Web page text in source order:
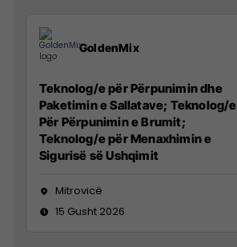
GoldenMix
Teknolog/e për Përpunimin dhe
Paketimin e Sallatave; Teknolog/e
Për Përpunimin e Brumit;
Teknolog/e për Menaxhimin e
Sigurisë së Ushqimit
Mitrovicë
15 Gusht 2026